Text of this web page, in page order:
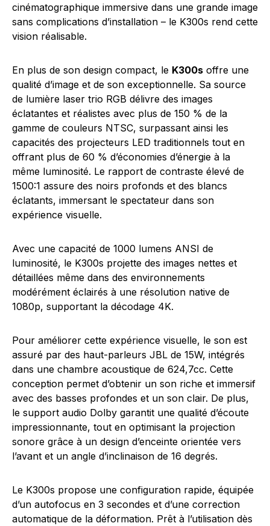
cinématographique immersive dans une grande image
sans complications d’installation – le K300s rend cette
vision réalisable.
En plus de son design compact, le K300s offre une
qualité d’image et de son exceptionnelle. Sa source
de lumière laser trio RGB délivre des images
éclatantes et réalistes avec plus de 150 % de la
gamme de couleurs NTSC, surpassant ainsi les
capacités des projecteurs LED traditionnels tout en
offrant plus de 60 % d’économies d’énergie à la
même luminosité. Le rapport de contraste élevé de
1500:1 assure des noirs profonds et des blancs
éclatants, immersant le spectateur dans son
expérience visuelle.
Avec une capacité de 1000 lumens ANSI de
luminosité, le K300s projette des images nettes et
détaillées même dans des environnements
modérément éclairés à une résolution native de
1080p, supportant la décodage 4K.
Pour améliorer cette expérience visuelle, le son est
assuré par des haut-parleurs JBL de 15W, intégrés
dans une chambre acoustique de 624,7cc. Cette
conception permet d’obtenir un son riche et immersif
avec des basses profondes et un son clair. De plus,
le support audio Dolby garantit une qualité d’écoute
impressionnante, tout en optimisant la projection
sonore grâce à un design d’enceinte orientée vers
l’avant et un angle d’inclinaison de 16 degrés.
Le K300s propose une configuration rapide, équipée
d’un autofocus en 3 secondes et d’une correction
automatique de la déformation. Prêt à l’utilisation dès